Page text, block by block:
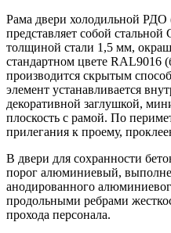
Рама двери холодильной
представляет собой
толщиной стали 1,5 мм,
стандартном цвете RAL9016
производится скрытым
элемент устанавливается
декоративной заглушкой,
плоскость с рамой. По
прилегания к проему,
В двери для сохранности
порог алюминиевый,
анодированного
продольными ребрами
прохода персонала.